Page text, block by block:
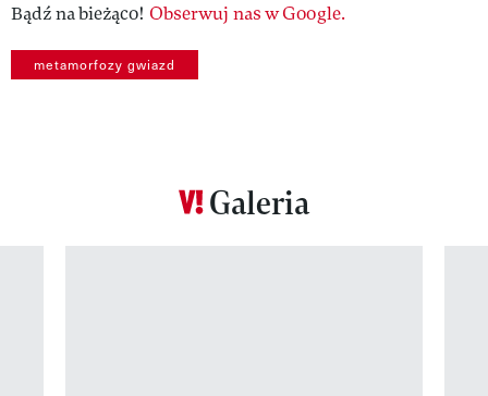
Bądź na bieżąco! Obserwuj nas w Google.
metamorfozy gwiazd
Galeria